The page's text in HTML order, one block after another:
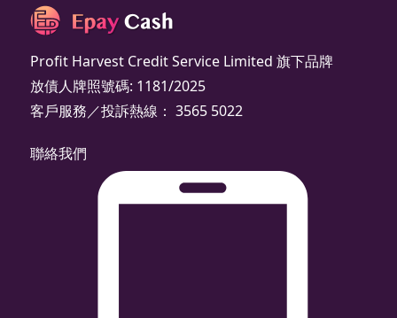
Profit Harvest Credit Service Limited 旗下品牌
放債人牌照號碼: 1181/2025
客戶服務／投訴熱線： 3565 5022
聯絡我們